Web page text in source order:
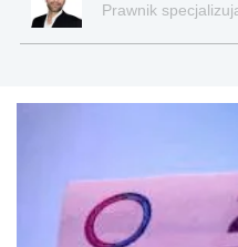
Prawnik